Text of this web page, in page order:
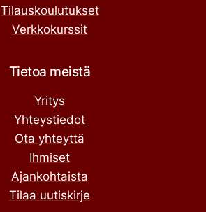
Tilauskoulutukset
Verkkokurssit
Tietoa meistä
Yritys
Yhteystiedot
Ota yhteyttä
Ihmiset
Ajankohtaista
Tilaa uutiskirje